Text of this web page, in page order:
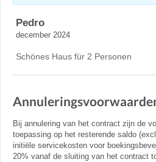
Pedro
december 2024
Schönes Haus für 2 Personen
Bij annulering van het contract zijn de
toepassing op het resterende saldo
initiële servicekosten voor
20% vanaf de sluiting van het contract